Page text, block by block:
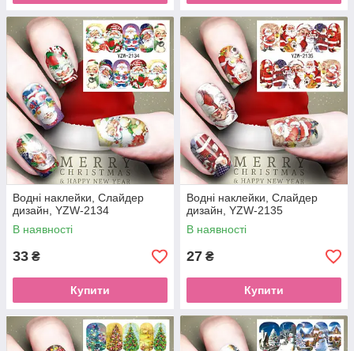
Водні наклейки, Слайдер
дизайн, YZW-2134
В наявності
33 ₴
Купити
Водні наклейки, Слайдер
дизайн, YZW-2135
В наявності
27 ₴
Купити